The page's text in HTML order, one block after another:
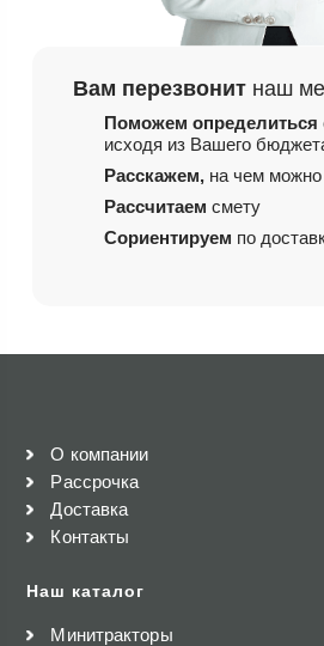
Вам перезвонит наш
Поможем определиться
исходя из Вашего
Расскажем, на чем можно
Рассчитаемсмету
Сориентируем по
О компании
Рассрочка
Доставка
Контакты
Наш каталог
Минитракторы